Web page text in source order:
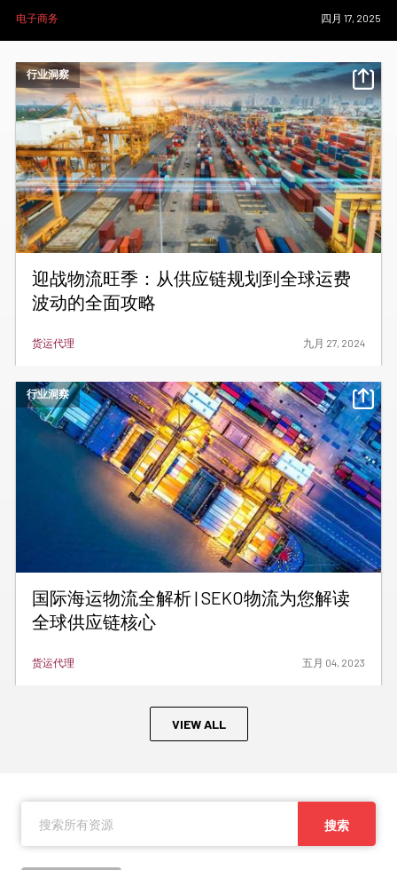
电子商务 四月 17, 2025
行业洞察
迎战物流旺季：从供应链规划到全球运费
波动的全面攻略
货运代理 九月 27, 2024
行业洞察
国际海运物流全解析 | SEKO物流为您解读
全球供应链核心
货运代理 五月 04, 2023
VIEW ALL
搜索